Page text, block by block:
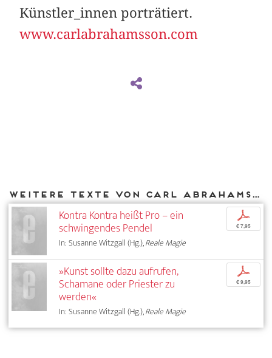
Künstler_innen porträtiert.
www.carlabrahamsson.com
Weitere Texte von Carl Abrahamsson bei DIAPHANES
Kontra Kontra heißt Pro – ein
schwingendes Pendel
In: Susanne Witzgall (Hg.),Reale Magie
p
€ 7,95
»Kunst sollte dazu aufrufen,
Schamane oder Priester zu
werden«
In: Susanne Witzgall (Hg.),Reale Magie
p
€ 9,95